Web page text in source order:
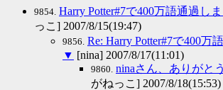
9854. Harry Potter#7で400万語通過しま
っこ] 2007/8/15(19:47)
9856. Re: Harry Potter#7で400万
▼ [nina] 2007/8/17(11:01)
9860. ninaさん、ありがと
がねっこ] 2007/8/18(15:53)